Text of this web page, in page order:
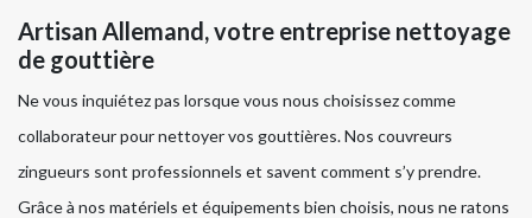
Artisan Allemand, votre entreprise nettoyage
de gouttière
Ne vous inquiétez pas lorsque vous nous choisissez comme
collaborateur pour nettoyer vos gouttières. Nos couvreurs
zingueurs sont professionnels et savent comment s’y prendre.
Grâce à nos matériels et équipements bien choisis, nous ne ratons